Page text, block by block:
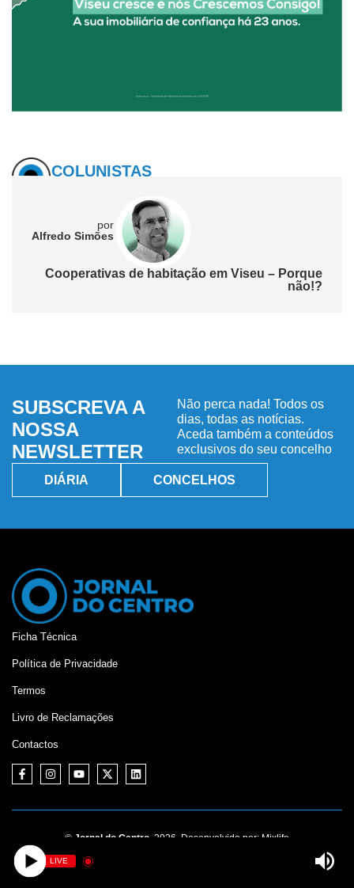
COLUNISTAS
por
Alfredo Simões
Cooperativas de habitação em Viseu – Porque
não!?
SUBSCREVA A
NOSSA
NEWSLETTER
Não perca nada! Todos os
dias, todas as notícias.
Aceda também a conteúdos
exclusivos do seu concelho
DIÁRIA CONCELHOS
Ficha Técnica
Política de Privacidade
Termos
Livro de Reclamações
Contactos
© Jornal do Centro, 2026. Desenvolvido por: Mixlife
LIVE